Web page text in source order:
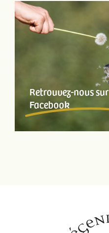
Retrouvez-nous sur
Facebook